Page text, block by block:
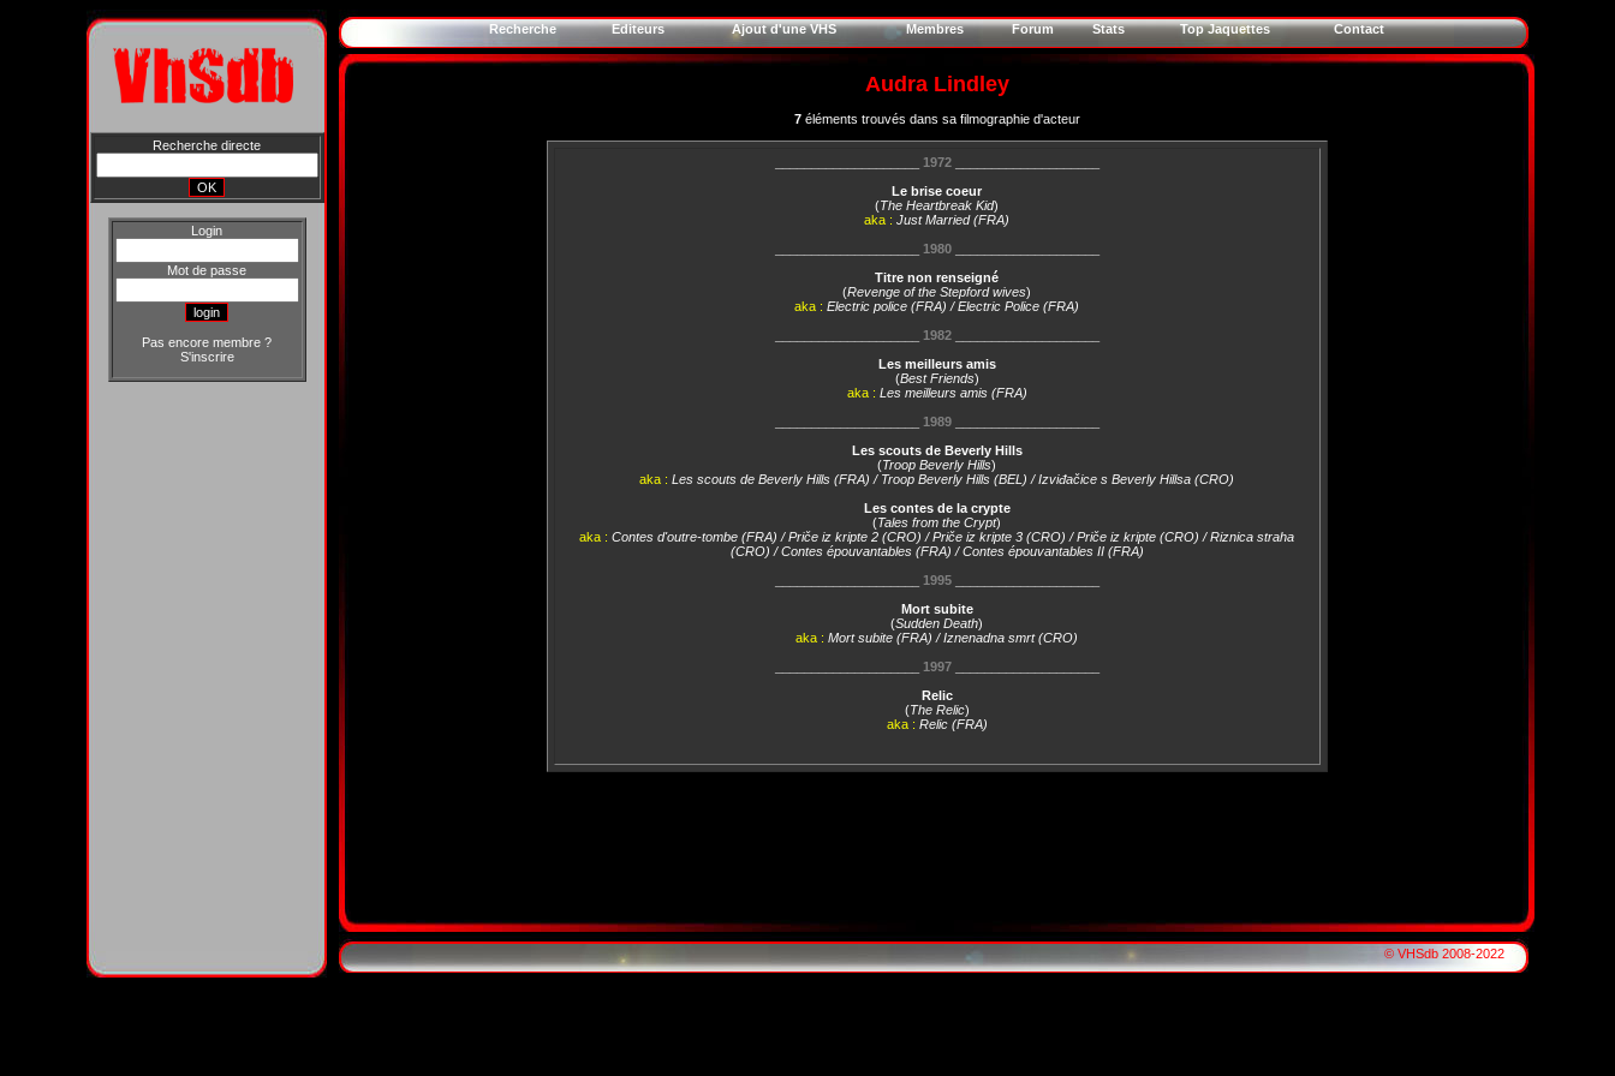
Recherche directe
Login
Mot de passe
Pas encore membre ?
S'inscrire
Recherche Editeurs Ajout d'une VHS Membres Forum Stats Top Jaquettes Contact
Audra Lindley
7éléments trouvés dans sa filmographie d'acteur
1972____________________
Le brise coeur
(The Heartbreak Kid)
aka : Just Married (FRA)
1980____________________
Titre non renseigné
(Revenge of the Stepford wives)
aka : Electric police (FRA) / Electric Police (FRA)
1982____________________
Les meilleurs amis
(Best Friends)
aka : Les meilleurs amis (FRA)
1989____________________
Les scouts de Beverly Hills
(Troop Beverly Hills)
aka : Les scouts de Beverly Hills (FRA) / Troop Beverly Hills (BEL) / Izviđačice s Beverly Hillsa (CRO)
Les contes de la crypte
(Tales from the Crypt)
aka : Contes d'outre-tombe (FRA) / Priče iz kripte 2 (CRO) / Priče iz kripte 3 (CRO) / Priče iz kripte (CRO) / Riznica straha
(CRO) / Contes épouvantables (FRA) / Contes épouvantables II (FRA)
1995____________________
Mort subite
(Sudden Death)
aka : Mort subite (FRA) / Iznenadna smrt (CRO)
1997____________________
Relic
(The Relic)
aka : Relic (FRA)
© VHSdb 2008-2022